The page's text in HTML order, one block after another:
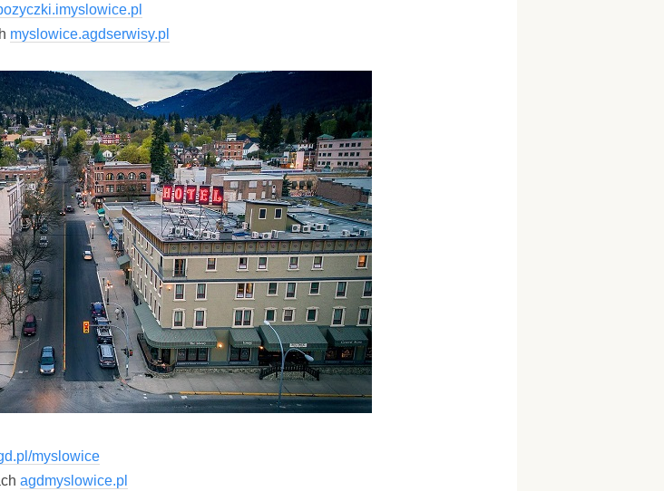
myslowice.agdserwisy.pl
myslowice
agdmyslowice.pl